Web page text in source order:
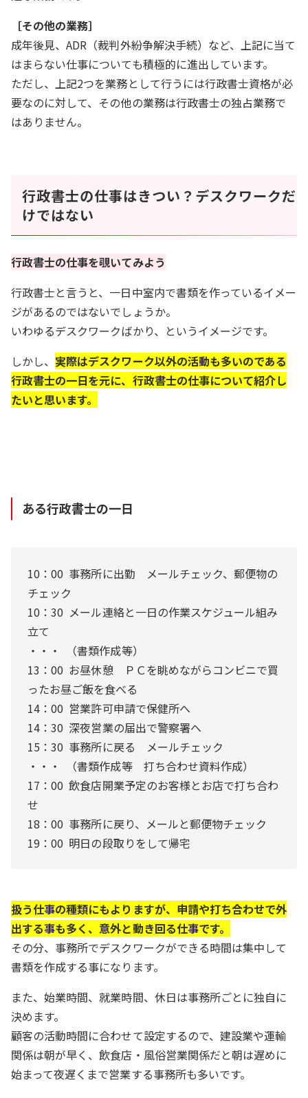
［その他の業務］
成年後見、ADR（裁判外紛争解決手続）など、上記に当て
はまらない仕事についても積極的に進出しています。
ただし、上記2つを業務として行うには行政書士資格が必
要なのに対して、その他の業務は行政書士の独占業務で
はありません。
行政書士の仕事はきつい？デスクワークだ
けではない
行政書士の仕事を覗いてみよう
行政書士と言うと、一日中室内で書類を作っているイメー
ジがあるのではないでしょうか。
いわゆるデスクワークばかり、というイメージです。
しかし、 実際はデスクワーク以外の活動も多いのである
行政書士の一日を元に、行政書士の仕事について紹介し
たいと思います。
ある行政書士の一日
10：00 事務所に出勤 メールチェック、郵便物の
チェック
10：30 メール連絡と一日の作業スケジュール組み
立て
・・・ （書類作成等）
13：00 お昼休憩 ＰＣを眺めながらコンビニで買
ったお昼ご飯を食べる
14：00 営業許可申請で保健所へ
14：30 深夜営業の届出で警察署へ
15：30 事務所に戻る メールチェック
・・・ （書類作成等 打ち合わせ資料作成）
17：00 飲食店開業予定のお客様とお店で打ち合わ
せ
18：00 事務所に戻り、メールと郵便物チェック
19：00 明日の段取りをして帰宅
扱う仕事の種類にもよりますが、申請や打ち合わせで外
出する事も多く、意外と動き回る仕事です。
その分、事務所でデスクワークができる時間は集中して
書類を作成する事になります。
また、始業時間、就業時間、休日は事務所ごとに独自に
決めます。
顧客の活動時間に合わせて設定するので、建設業や運輸
関係は朝が早く、飲食店・風俗営業関係だと朝は遅めに
始まって夜遅くまで営業する事務所も多いです。